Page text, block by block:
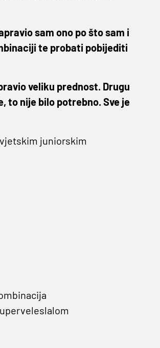
sam ono po što sam i
te probati pobijediti
veliku prednost. Drugu
to nije bilo potrebno. Sve je
juniorskim